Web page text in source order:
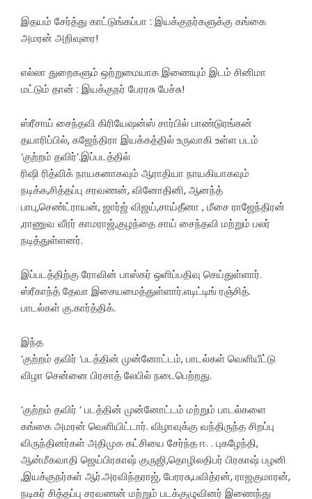
இதயம் சேர்த்து காட்டுங்கப்பா : இயக்குநர்களுக்கு கங்கை
அமரன் அறிவுரை!
எல்லா துறைகளும் ஒற்றுமையாக இணையும் இடம் சினிமா
மட்டும் தான் : இயக்குநர் பேரரசு பேச்சு!
ஸ்ரீசாய் சைந்தவி கிரியேஷன்ஸ் சார்பில் பாண்டுரங்கன்
தயாரிப்பில், கஜேந்திரா இயக்கத்தில் உருவாகி உள்ள படம்
‘குற்றம் தவிர்’.இப்படத்தில்
ரிஷி ரித்விக் நாயகனாகவும் ஆராதியா நாயகியாகவும்
நடிக்க,சித்தப்பு சரவணன், வினோதினி, ஆனந்த்
பாபு,செண்ட்ராயன், ஜார்ஜ் விஜய்,சாய்தீனா , மீசை ராஜேந்திரன்
,ராணுவ வீரர் காமராஜ்,குழந்தை சாய் சைந்தவி மற்றும் பலர்
நடித்துள்ளனர்.
இப்படத்திற்கு ரோவின் பாஸ்கர் ஒளிப்பதிவு செய்துள்ளார்.
ஸ்ரீகாந்த் தேவா இசையமைத்துள்ளார்.எடிட்டிங் ரஞ்சித்.
பாடல்கள் கு.கார்த்திக்.
இந்த
‘குற்றம் தவிர் ‘படத்தின் முன்னோட்டம், பாடல்கள் வெளியீட்டு
விழா சென்னை பிரசாத் லேபில் நடைபெற்றது.
‘குற்றம் தவிர் ‘ படத்தின் முன்னோட்டம் மற்றும் பாடல்களை
கங்கை அமரன் வெளியிட்டார். விழாவுக்கு வந்திருந்த சிறப்பு
விருந்தினர்கள் அதிமுக கட்சியை சேர்ந்த ஈ. . புகழேந்தி,
ஆன்மீகவாதி ஜெய்பிரகாஷ் குருஜி,தொழிலதிபர் பிரகாஷ் பழனி
,இயக்குநர்கள் ஆர்.அரவிந்தராஜ், பேரரசு,பவித்ரன், ராஜகுமாரன்,
நடிகர் சித்தப்பு சரவணன் மற்றும் படக்குழுவினர் இணைந்து